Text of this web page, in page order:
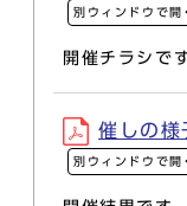
別ウィンドウで開
開催チラシで
催しの
別ウィンドウで開